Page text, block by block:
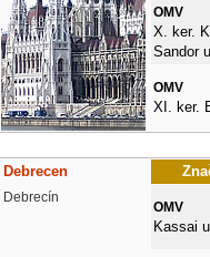
OMV
X. ker.
Sandor
OMV
XI. ker.
Debrecen
Debrecín
OMV
Kassai